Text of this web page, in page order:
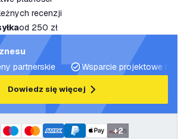
recenzji
od 250 zł
partnerskie
Wsparcie projektowe i
Dowiedz się więcej
+2